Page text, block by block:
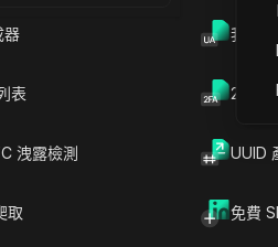
器 我的
表 2FA验
洩露檢測 UUID
取 免費
文章內容